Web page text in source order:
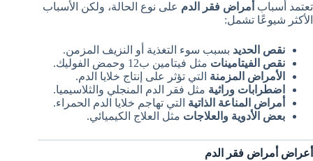
تعتمد أسباب أمراض فقر الدم على نوع الحالة، ولكن الأسباب
الأكثر شيوعًا تشمل:
نقص الحديد بسبب سوء التغذية أو النزيف المزمن.
نقص الفيتامينات مثل فيتامين ب12 وحمض الفوليك.
الأمراض المزمنة التي تؤثر على إنتاج خلايا الدم.
اضطرابات وراثية مثل فقر الدم المنجلي والثلاسيميا.
أمراض المناعة الذاتية التي تهاجم خلايا الدم الحمراء.
بعض الأدوية والعلاجات مثل العلاج الكيميائي.
أعراض أمراض فقر الدم